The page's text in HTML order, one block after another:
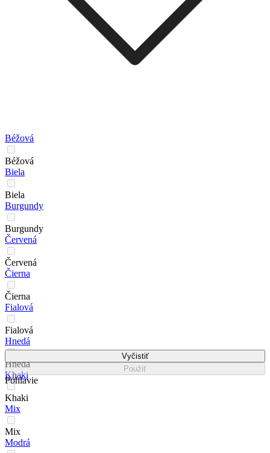
Béžová
Béžová
Biela
Biela
Burgundy
Burgundy
Červená
Červená
Čierna
Čierna
Fialová
Fialová
Hnedá
Hnedá
Khaki
Khaki
Mix
Mix
Modrá
Vyčistiť
Použiť
Pohlavie